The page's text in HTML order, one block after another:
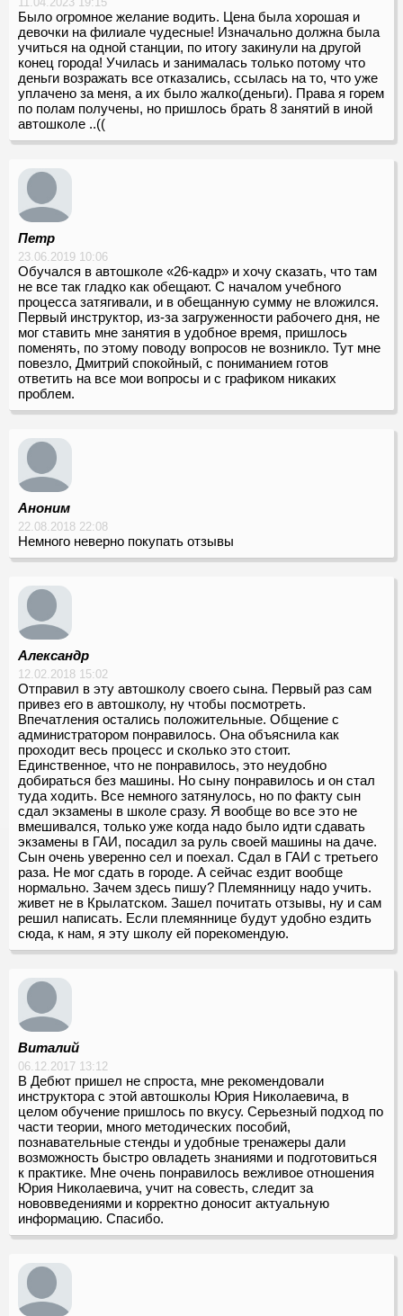
Было огромное желание водить. Цена была хорошая и
девочки на филиале чудесные! Изначально должна была
учиться на одной станции, по итогу закинули на другой
конец города! Училась и занималась только потому что
деньги возражать все отказались, ссылась на то, что уже
уплачено за меня, а их было жалко(деньги). Права я горем
по полам получены, но пришлось брать 8 занятий в иной
автошколе ..((
Петр
23.06.2019 10:06
Обучался в автошколе «26-кадр» и хочу сказать, что там
не все так гладко как обещают. С началом учебного
процесса затягивали, и в обещанную сумму не вложился.
Первый инструктор, из-за загруженности рабочего дня, не
мог ставить мне занятия в удобное время, пришлось
поменять, по этому поводу вопросов не возникло. Тут мне
повезло, Дмитрий спокойный, с пониманием готов
ответить на все мои вопросы и с графиком никаких
проблем.
Аноним
22.08.2018 22:08
Немного неверно покупать отзывы
Александр
12.02.2018 15:02
Отправил в эту автошколу своего сына. Первый раз сам
привез его в автошколу, ну чтобы посмотреть.
Впечатления остались положительные. Общение с
администратором понравилось. Она объяснила как
проходит весь процесс и сколько это стоит.
Единственное, что не понравилось, это неудобно
добираться без машины. Но сыну понравилось и он стал
туда ходить. Все немного затянулось, но по факту сын
сдал экзамены в школе сразу. Я вообще во все это не
вмешивался, только уже когда надо было идти сдавать
экзамены в ГАИ, посадил за руль своей машины на даче.
Сын очень уверенно сел и поехал. Сдал в ГАИ с третьего
раза. Не мог сдать в городе. А сейчас ездит вообще
нормально. Зачем здесь пишу? Племянницу надо учить.
живет не в Крылатском. Зашел почитать отзывы, ну и сам
решил написать. Если племяннице будут удобно ездить
сюда, к нам, я эту школу ей порекомендую.
Виталий
06.12.2017 13:12
В Дебют пришел не спроста, мне рекомендовали
инструктора с этой автошколы Юрия Николаевича, в
целом обучение пришлось по вкусу. Серьезный подход по
части теории, много методических пособий,
познавательные стенды и удобные тренажеры дали
возможность быстро овладеть знаниями и подготовиться
к практике. Мне очень понравилось вежливое отношения
Юрия Николаевича, учит на совесть, следит за
нововведениями и корректно доносит актуальную
информацию. Спасибо.